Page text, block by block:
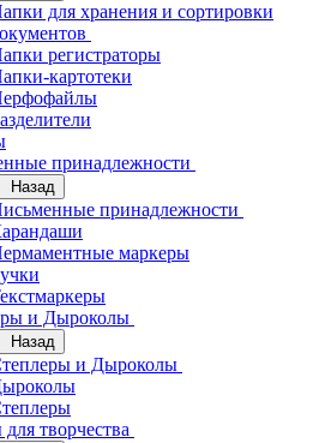
для хранения и сортировки
регистраторы
картотеки
принадлежности
Назад
принадлежности
маркеры
и Дыроколы
Назад
и Дыроколы
творчества